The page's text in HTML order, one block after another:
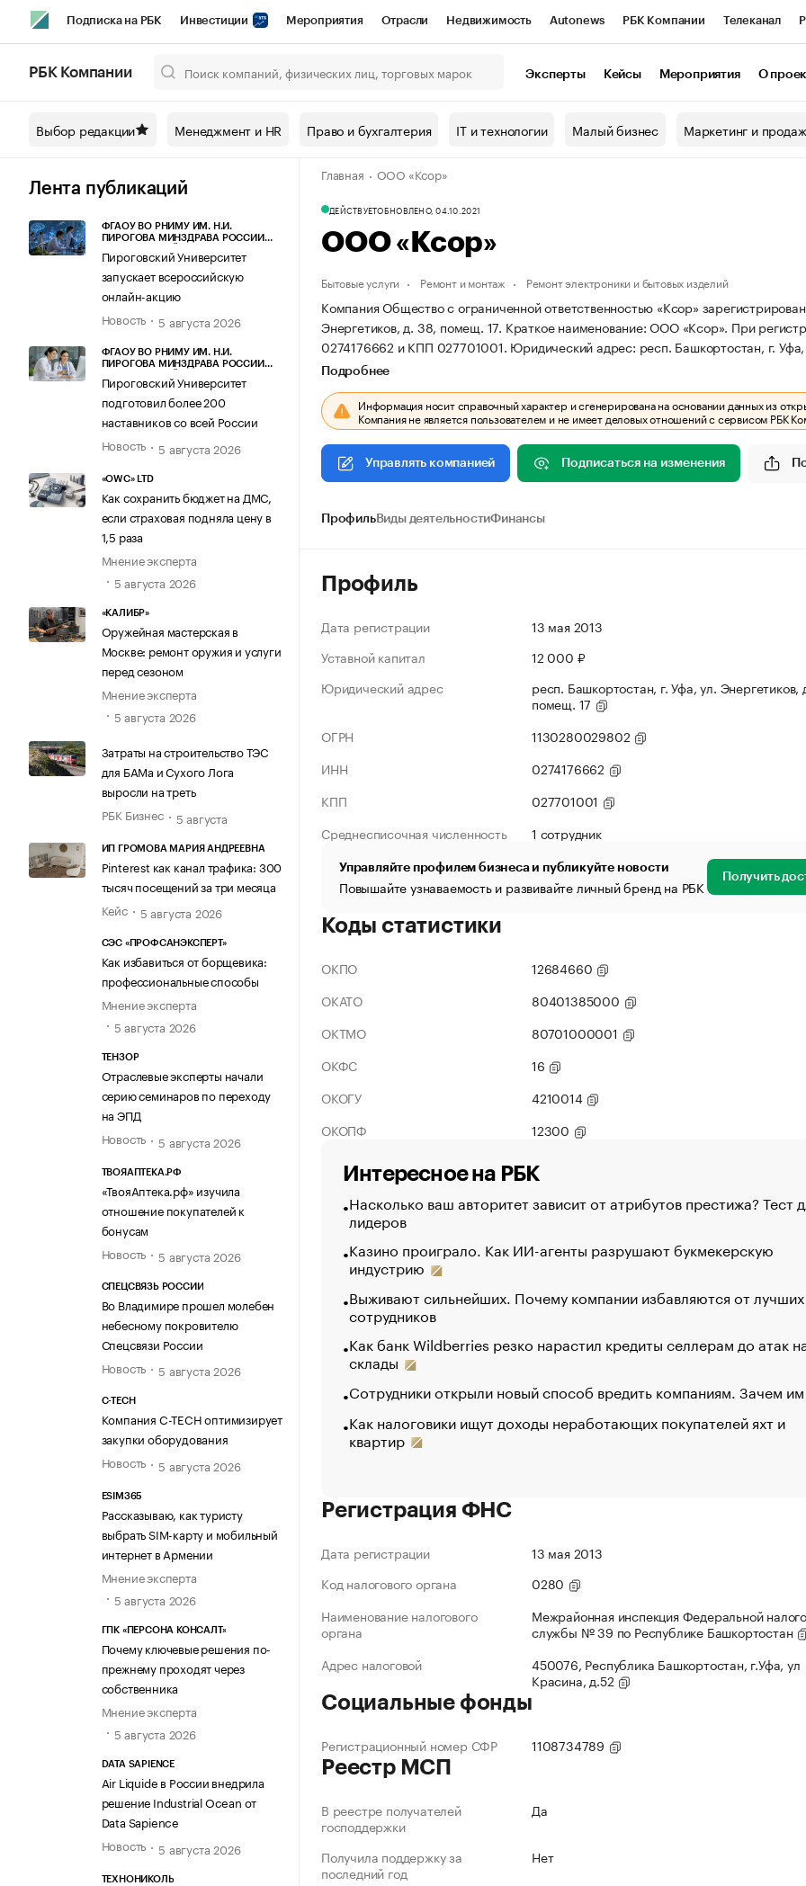
Подписка на РБК Инвестиции Мероприятия Отрасли Недвижимость Autonews РБК Компании Телеканал
Спецпроекты СПб Конференции СПб Спецпроекты Проверка контрагентов
Технологии и медиа Рынок наличной валюты
РБК Компании Эксперты Кейсы Мероприятия О
Выбор редакции Менеджмент и HR Право и бухгалтерия IT и технологии Малый бизнес Маркетинг и
Лента публикаций
ФГАОУ ВО РНИМУ ИМ. Н.И.
ПИРОГОВА МИНЗДРАВА РОССИИ
Пироговский Университет
запускает всероссийскую
онлайн-акцию
Новость
5 августа 2026
ФГАОУ ВО РНИМУ ИМ. Н.И.
ПИРОГОВА МИНЗДРАВА РОССИИ
Пироговский Университет
подготовил более 200
наставников со всей России
Новость
5 августа 2026
«OWC» LTD
Как сохранить бюджет на ДМС,
если страховая подняла цену в
1,5 раза
Мнение эксперта
5 августа 2026
«КАЛИБР»
Оружейная мастерская в
Москве: ремонт оружия и услуги
перед сезоном
Мнение эксперта
5 августа 2026
Затраты на строительство ТЭС
для БАМа и Сухого Лога
выросли на треть
РБК Бизнес
5 августа
ИП ГРОМОВА МАРИЯ АНДРЕЕВНА
Pinterest как канал трафика: 300
тысяч посещений за три месяца
Кейс
5 августа 2026
СЭС «ПРОФСАНЭКСПЕРТ»
Как избавиться от борщевика:
профессиональные способы
Мнение эксперта
5 августа 2026
ТЕНЗОР
Отраслевые эксперты начали
серию семинаров по переходу
на ЭПД
Новость
5 августа 2026
ТВОЯАПТЕКА.РФ
«ТвояАптека.рф» изучила
отношение покупателей к
бонусам
Новость
5 августа 2026
СПЕЦСВЯЗЬ РОССИИ
Во Владимире прошел молебен
небесному покровителю
Спецсвязи России
Новость
5 августа 2026
C-TECH
Компания C-TECH оптимизирует
закупки оборудования
Новость
5 августа 2026
ESIM365
Рассказываю, как туристу
выбрать SIM-карту и мобильный
интернет в Армении
Мнение эксперта
5 августа 2026
ГПК «ПЕРСОНА КОНСАЛТ»
Почему ключевые решения по-
прежнему проходят через
собственника
Мнение эксперта
5 августа 2026
DATA SAPIENCE
Air Liquide в России внедрила
решение Industrial Ocean от
Data Sapience
Новость
5 августа 2026
ТЕХНОНИКОЛЬ
Главная ООО «Ксор»
ДЕЙСТВУЕТОБНОВЛЕНО, 04.10.2021
ООО «Ксор»
Бытовые услуги Ремонт и монтаж Ремонт электроники и бытовых изделий
Компания Общество с ограниченной ответственностью «Ксор»
Энергетиков, д. 38, помещ. 17. Краткое наименование: ООО «Ксор». При
0274176662 и КПП 027701001. Юридический адрес: респ. Башкортостан, г.
Подробнее
Информация носит справочный характер и сгенерирована на основании данных из
Компания не является пользователем и не имеет деловых отношений с сервисом РБК
Управлять компанией Подписаться на изменения
ПрофильВиды деятельностиФинансы
Профиль
Дата регистрации
13 мая 2013
Уставной капитал
12 000 ₽
Юридический адрес
респ. Башкортостан, г. Уфа, ул. Энергетиков,
помещ. 17
ОГРН
1130280029802
ИНН
0274176662
КПП
027701001
Среднесписочная численность
1 сотрудник
Управляйте профилем бизнеса и публикуйте новости
Повышайте узнаваемость и развивайте личный бренд на РБК Получить
Коды статистики
ОКПО
12684660
ОКАТО
80401385000
ОКТМО
80701000001
ОКФС
16
ОКОГУ
4210014
ОКОПФ
12300
Интересное на РБК
Насколько ваш авторитет зависит от атрибутов престижа? Тест
лидеров
Казино проиграло. Как ИИ-агенты разрушают букмекерскую
индустрию
Выживают сильнейших. Почему компании избавляются от лучших
сотрудников
Как банк Wildberries резко нарастил кредиты селлерам до атак
склады
Сотрудники открыли новый способ вредить компаниям. Зачем
Как налоговики ищут доходы неработающих покупателей яхт и
квартир
Регистрация ФНС
Дата регистрации
13 мая 2013
Код налогового органа
0280
Наименование налогового
органа
Межрайонная инспекция Федеральной
службы № 39 по Республике Башкортостан
Адрес налоговой
450076, Республика Башкортостан, г.Уфа, ул
Красина, д.52
Социальные фонды
Регистрационный номер СФР 1108734789
Реестр МСП
В реестре получателей
господдержки
Да
Получила поддержку за
последний год
Нет